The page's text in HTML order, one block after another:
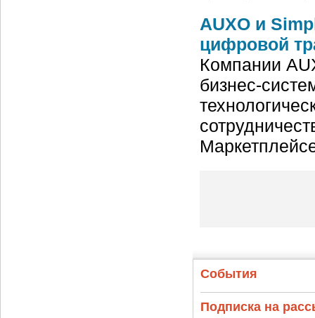
AUXO и
цифровой
Компании
бизнес-
События
Подписка на